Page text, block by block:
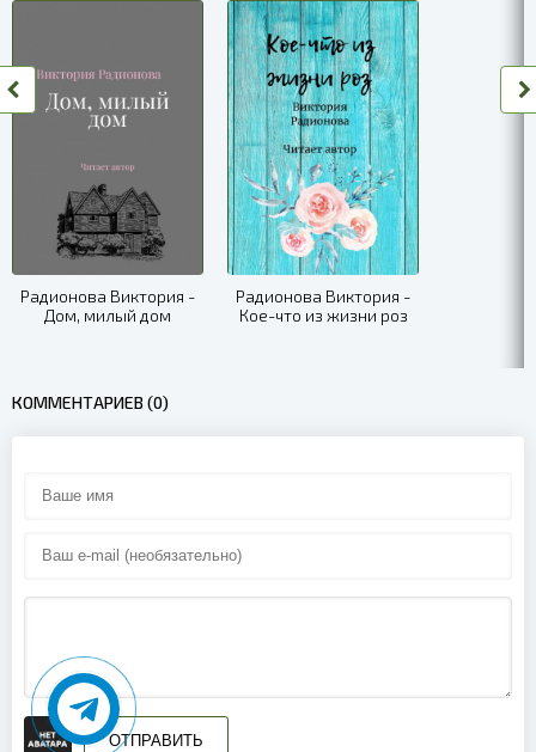
Радионова Виктория -
Дом, милый дом
Радионова Виктория -
Кое-что из жизни роз
КОММЕНТАРИЕВ (0)
ОТПРАВИТЬ